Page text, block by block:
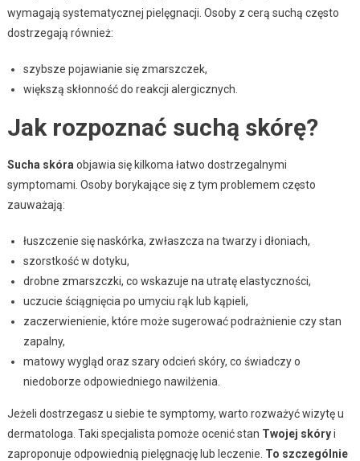
wymagają systematycznej pielęgnacji. Osoby z cerą suchą często
dostrzegają również:
szybsze pojawianie się zmarszczek,
większą skłonność do reakcji alergicznych.
Jak rozpoznać suchą skórę?
Sucha skóra objawia się kilkoma łatwo dostrzegalnymi
symptomami. Osoby borykające się z tym problemem często
zauważają:
łuszczenie się naskórka, zwłaszcza na twarzy i dłoniach,
szorstkość w dotyku,
drobne zmarszczki, co wskazuje na utratę elastyczności,
uczucie ściągnięcia po umyciu rąk lub kąpieli,
zaczerwienienie, które może sugerować podrażnienie czy stan
zapalny,
matowy wygląd oraz szary odcień skóry, co świadczy o
niedoborze odpowiedniego nawilżenia.
Jeżeli dostrzegasz u siebie te symptomy, warto rozważyć wizytę u
dermatologa. Taki specjalista pomoże ocenić stan Twojej skóryi
zaproponuje odpowiednią pielęgnację lub leczenie. To szczególnie